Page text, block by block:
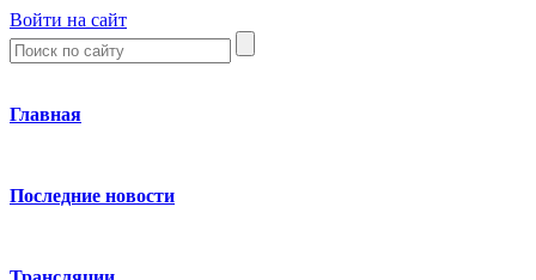
Войти на сайт
Главная
Последние новости